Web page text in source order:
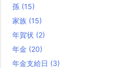
孫 (15)
家族 (15)
年賀状 (2)
年金 (20)
年金支給日 (3)